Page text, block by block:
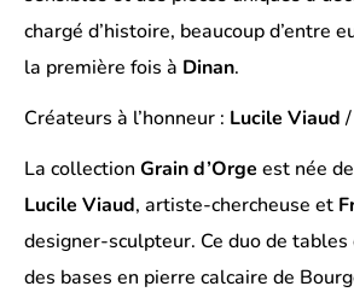
chargé d’histoire, beaucoup d’entre
la première fois à Dinan.
Créateurs à l’honneur : Lucile Viaud/
La collection Grain d’Orge est née
Lucile Viaud, artiste-chercheuse et
designer-sculpteur. Ce duo de tables
des bases en pierre calcaire de